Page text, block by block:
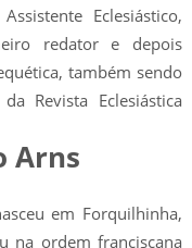
Eclesiástico,
redator e depois
também sendo
Revista Eclesiástica
Arns
em Forquilhinha,
na ordem franciscana